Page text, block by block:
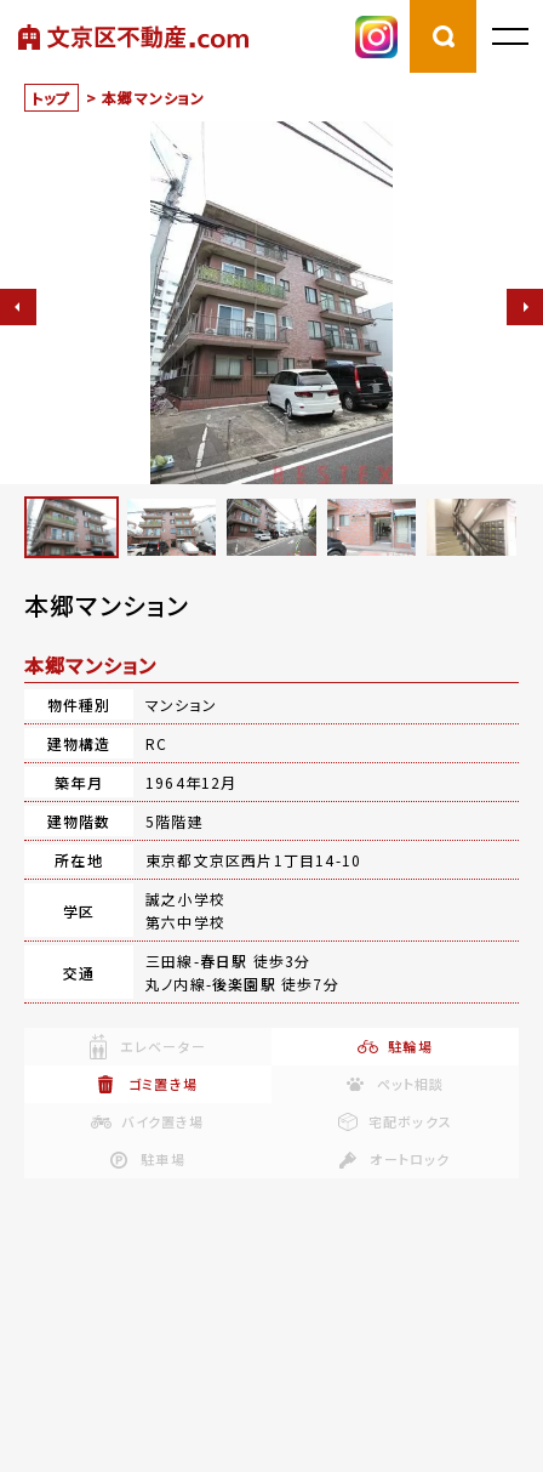
トップ > 本郷マンション
本郷マンション
本郷マンション
物件種別
マンション
建物構造
RC
築年月
1964年12月
建物階数
5階階建
所在地
東京都文京区西片1丁目14-10
学区
誠之小学校
第六中学校
交通
三田線-春日駅 徒歩3分
丸ノ内線-後楽園駅 徒歩7分
エレベーター
駐輪場
ゴミ置き場
ペット相談
バイク置き場
宅配ボックス
駐車場
オートロック